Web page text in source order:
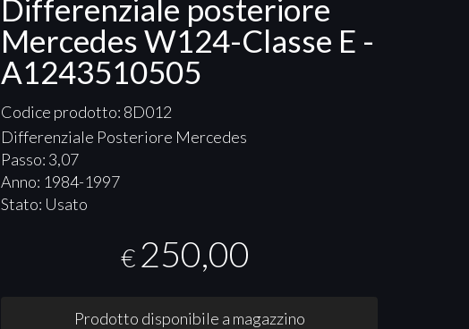
Differenziale posteriore
Mercedes W124-Classe E -
A1243510505
Codice prodotto: 8D012
Differenziale Posteriore Mercedes
Passo: 3,07
Anno: 1984-1997
Stato: Usato
€ 250,00
Prodotto disponibile a magazzino